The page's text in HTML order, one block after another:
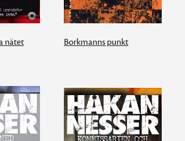
nätet Borkmanns punkt